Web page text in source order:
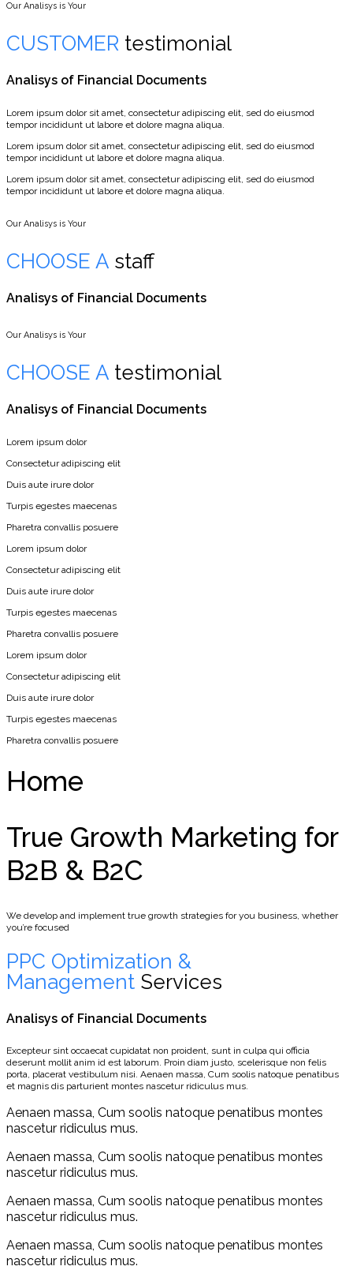
Our Analisys is Your
CUSTOMER testimonial
Analisys of Financial Documents
Lorem ipsum dolor sit amet, consectetur adipiscing elit, sed do eiusmod
tempor incididunt ut labore et dolore magna aliqua.
Lorem ipsum dolor sit amet, consectetur adipiscing elit, sed do eiusmod
tempor incididunt ut labore et dolore magna aliqua.
Lorem ipsum dolor sit amet, consectetur adipiscing elit, sed do eiusmod
tempor incididunt ut labore et dolore magna aliqua.
Our Analisys is Your
CHOOSE A staff
Analisys of Financial Documents
Our Analisys is Your
CHOOSE A testimonial
Analisys of Financial Documents
Lorem ipsum dolor
Consectetur adipiscing elit
Duis aute irure dolor
Turpis egestes maecenas
Pharetra convallis posuere
Lorem ipsum dolor
Consectetur adipiscing elit
Duis aute irure dolor
Turpis egestes maecenas
Pharetra convallis posuere
Lorem ipsum dolor
Consectetur adipiscing elit
Duis aute irure dolor
Turpis egestes maecenas
Pharetra convallis posuere
Home
True Growth Marketing for
B2B & B2C
We develop and implement true growth strategies for you business, whether
you’re focused
PPC Optimization &
Management Services
Analisys of Financial Documents
Excepteur sint occaecat cupidatat non proident, sunt in culpa qui officia
deserunt mollit anim id est laborum. Proin diam justo, scelerisque non felis
porta, placerat vestibulum nisi. Aenaen massa, Cum soolis natoque penatibus
et magnis dis parturient montes nascetur ridiculus mus.
Aenaen massa, Cum soolis natoque penatibus montes
nascetur ridiculus mus.
Aenaen massa, Cum soolis natoque penatibus montes
nascetur ridiculus mus.
Aenaen massa, Cum soolis natoque penatibus montes
nascetur ridiculus mus.
Aenaen massa, Cum soolis natoque penatibus montes
nascetur ridiculus mus.